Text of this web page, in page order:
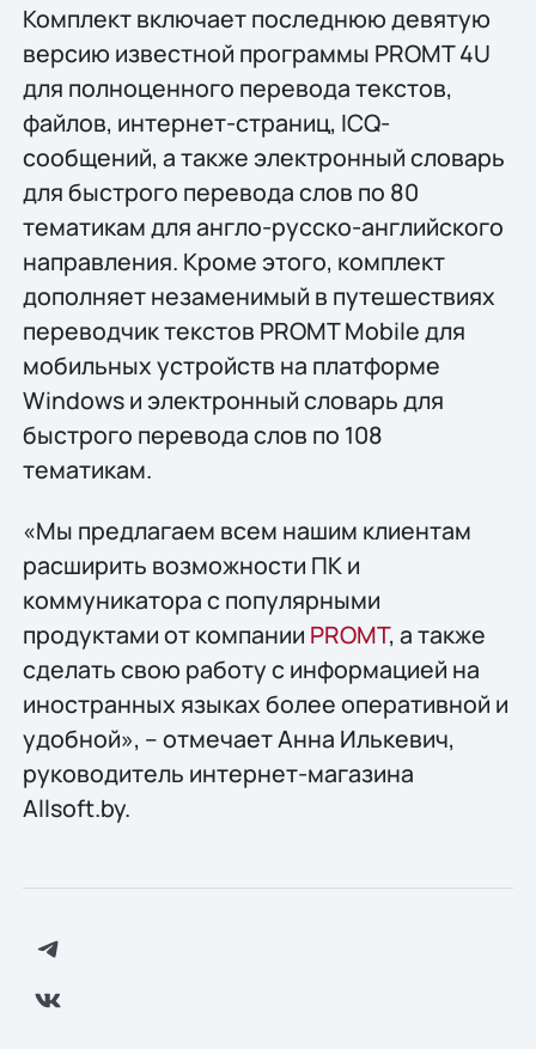
Комплект включает последнюю девятую
версию известной программы PROMT 4U
для полноценного перевода текстов,
файлов, интернет-страниц, ICQ-
сообщений, а также электронный словарь
для быстрого перевода слов по 80
тематикам для англо-русско-английского
направления. Кроме этого, комплект
дополняет незаменимый в путешествиях
переводчик текстов PROMT Mobile для
мобильных устройств на платформе
Windows и электронный словарь для
быстрого перевода слов по 108
тематикам.
«Мы предлагаем всем нашим клиентам
расширить возможности ПК и
коммуникатора с популярными
продуктами от компании PROMT, а также
сделать свою работу с информацией на
иностранных языках более оперативной и
удобной», – отмечает Анна Илькевич,
руководитель интернет-магазина
Allsoft.by.